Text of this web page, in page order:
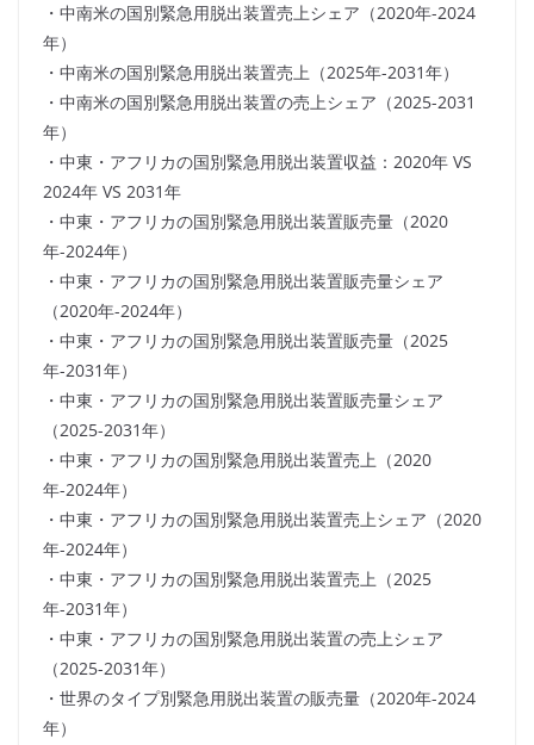
・中南米の国別緊急用脱出装置売上シェア（2020年-2024
年）
・中南米の国別緊急用脱出装置売上（2025年-2031年）
・中南米の国別緊急用脱出装置の売上シェア（2025-2031
年）
・中東・アフリカの国別緊急用脱出装置収益：2020年 VS
2024年 VS 2031年
・中東・アフリカの国別緊急用脱出装置販売量（2020
年-2024年）
・中東・アフリカの国別緊急用脱出装置販売量シェア
（2020年-2024年）
・中東・アフリカの国別緊急用脱出装置販売量（2025
年-2031年）
・中東・アフリカの国別緊急用脱出装置販売量シェア
（2025-2031年）
・中東・アフリカの国別緊急用脱出装置売上（2020
年-2024年）
・中東・アフリカの国別緊急用脱出装置売上シェア（2020
年-2024年）
・中東・アフリカの国別緊急用脱出装置売上（2025
年-2031年）
・中東・アフリカの国別緊急用脱出装置の売上シェア
（2025-2031年）
・世界のタイプ別緊急用脱出装置の販売量（2020年-2024
年）